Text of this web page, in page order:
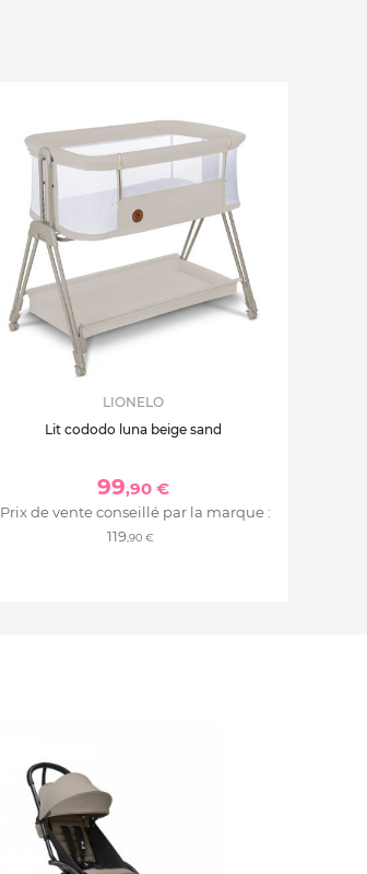
LIONELO
Lit cododo luna beige sand
99,90 €
Prix de vente conseillé par la marque :
119,90 €